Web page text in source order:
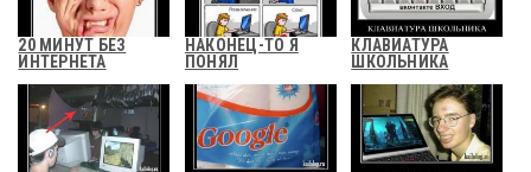
20 МИНУТ БЕЗ
ИНТЕРНЕТА
НАКОНЕЦ-ТО Я
ПОНЯЛ
КЛАВИАТУРА
ШКОЛЬНИКА